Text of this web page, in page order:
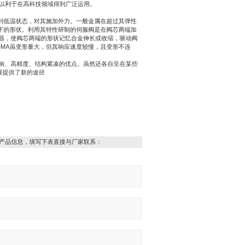
于在高科技领域得到广泛运用。
温状态，对其施加外力。一般金属在超过其弹性
形状。利用其特性研制的伺服阀是在阀芯两端加
使阀芯两端的形状记忆合金伸长或收缩，驱动阀
虽变形量大，但其响应速度较慢，且变形不连
、高精度、结构紧凑的优点。虽然还各自呈在某些
提供了新的途径
品信息，填写下表直接与厂家联系：